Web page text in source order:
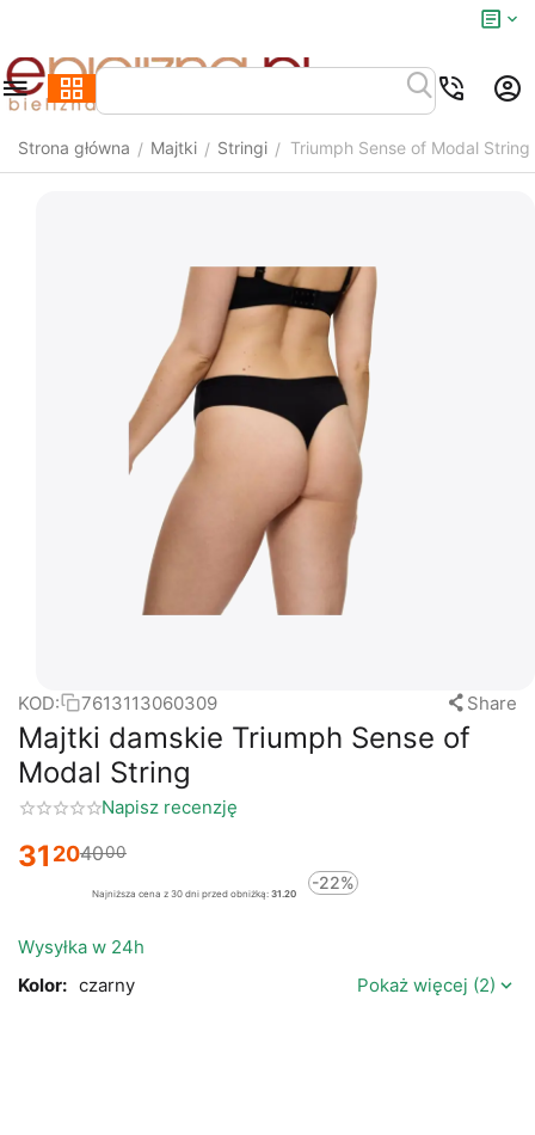
Strona główna / Majtki / Stringi / Triumph Sense of Modal String
KOD: 7613113060309 Share
Majtki damskie Triumph Sense of
Modal String
Napisz recenzję
31 204000
Najniższa cena z 30 dni przed obniżką: 31.20
-22%
Wysyłka w 24h
Kolor: czarny Pokaż więcej (2)